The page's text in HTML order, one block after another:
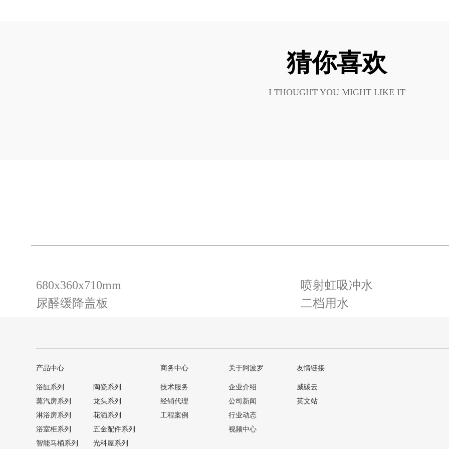
猜你喜欢
I THOUGHT YOU MIGHT LIKE IT
680x360x710mm
尿醛缓降盖板
喷射虹吸冲水
二档用水
产品中心
浴缸系列
蒸汽房系列
淋浴房系列
浴室柜系列
智能马桶系列
陶瓷系列
龙头系列
花洒系列
五金配件系列
光科屋系列
商务中心
技术服务
经销代理
工程案例
关于阿波罗
企业介绍
公司新闻
行业动态
视频中心
友情链接
威碳云
英文站